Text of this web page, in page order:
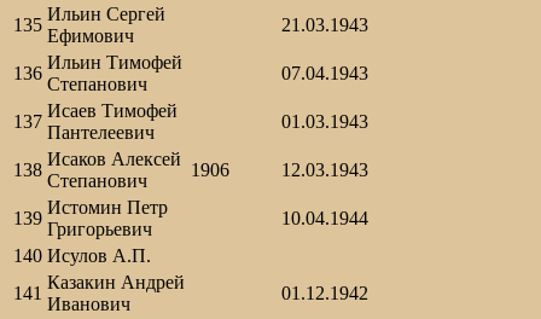
135
Ильин Сергей
Ефимович
21.03.1943
136
Ильин Тимофей
Степанович
07.04.1943
137
Исаев Тимофей
Пантелеевич
01.03.1943
138
Исаков Алексей
Степанович
1906 12.03.1943
139
Истомин Петр
Григорьевич
10.04.1944
140 Исулов А.П.
141
Казакин Андрей
Иванович
01.12.1942